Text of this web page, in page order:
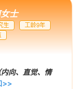
士
生
工龄9年
向、直觉、情
>>